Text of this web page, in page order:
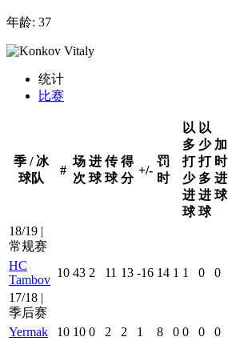
年龄: 37
统计
比赛
季 / 冰
球队
#
场
次
进
球
传
球
得
分
+/-
罚
时
以
多
打
少
进
球
以
少
打
多
进
球
加
时
进
球
18/19 |
常规赛
HC
Tambov
10 43 2 11 13 -16 14 1 1 0 0
17/18 |
季后赛
Yermak
10 10 0 2 2 1 8 0 0 0 0